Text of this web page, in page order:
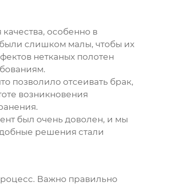
особенно в
слишком малы, чтобы их
нетканых полотен
позволило отсеивать брак,
возникновения
был очень доволен, и мы
решения стали
Важно правильно